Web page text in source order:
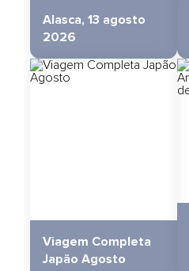
Alasca, 13 agosto
2026
Viagem Completa
Japão Agosto